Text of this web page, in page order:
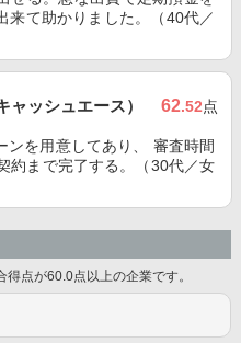
来て助かりました。（40代／
ッシュエース） 62.52点
ンを用意してあり、 審査時間
約まで完了する。（30代／女
点が60.0点以上の企業です。